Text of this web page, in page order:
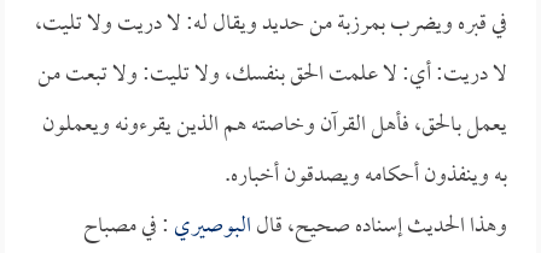
في قبره ويضرب بمرزبة من حديد ويقال له: لا دريت ولا تليت،
لا دريت: أي: لا علمت الحق بنفسك، ولا تليت: ولا تبعت من
يعمل بالحق، فأهل القرآن وخاصته هم الذين يقرءونه ويعملون
به وينفذون أحكامه ويصدقون أخباره.
وهذا الحديث إسناده صحيح، قالالبوصيري: في مصباح